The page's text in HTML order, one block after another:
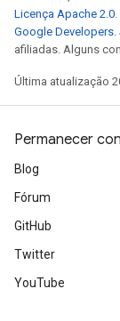
Licença Apache 2.0
Google Developers.
afiliadas. Alguns
Última atualização
Permanecer
Blog
Fórum
GitHub
Twitter
YouTube